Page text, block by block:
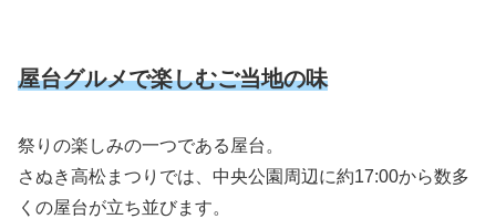
屋台グルメで楽しむご当地の味
祭りの楽しみの一つである屋台。
さぬき高松まつりでは、中央公園周辺に約17:00から数多
くの屋台が立ち並びます。